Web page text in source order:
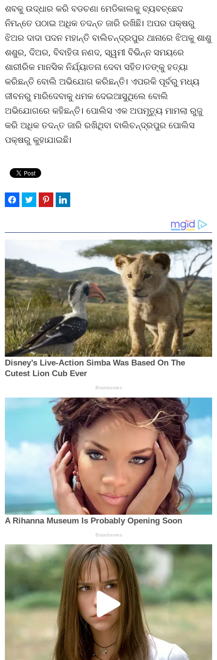
ଶବକୁ ଉଦ୍ଧାର କରି ବଡଚଣା ମେଡିକାଲକୁ ବ୍ୟବଚ୍ଛେଦ
ନିମନ୍ତେ ପଠାଇ ଅଧିକ ତଦନ୍ତ ଜାରି ରଖିଛି। ଅପର ପକ୍ଷରୁ
ଝିଅର ଦାଦା ପଦନ ମହାନ୍ତି ବାଲିଚନ୍ଦ୍ରପୁର ଥାନାରେ ଝିଅକୁ ଶାଶୁ
ଶଶୁର, ଦିଅର, ବିବାହିତା ନଣଦ, ସ୍ୱମୀ ବିଭିନ୍ନ ସମୟରେ
ଶାରୀରିକ ମାନସିକ ନିର୍ଯ୍ୟାତନା ଦେବା ସହିତ।ତଙ୍କୁ ହତ୍ୟା
କରିଛନ୍ତି ବୋଲି ଅଭିଯୋଗ କରିଛନ୍ତି। ଏପରକି ପୂର୍ବରୁ ମଧ୍ୟ
ଜୀବନରୁ ମାରିଦେବାକୁ ଧମକ ଦେଇଆସୁଥିଲେ ବୋଲି
ଅଭିଯୋଗରେ କହିଛନ୍ତି। ପୋଲିସ ଏକ ଅପମୃତ୍ୟୁ ମାମଲା ରୁଜୁ
କରି ଅଧିକ ତଦନ୍ତ ଜାରି ରଖିଥିବା ବାଲିଚନ୍ଦ୍ରପୁର ପୋଲିସ
ପକ୍ଷରୁ କୁହାଯାଇଛି।